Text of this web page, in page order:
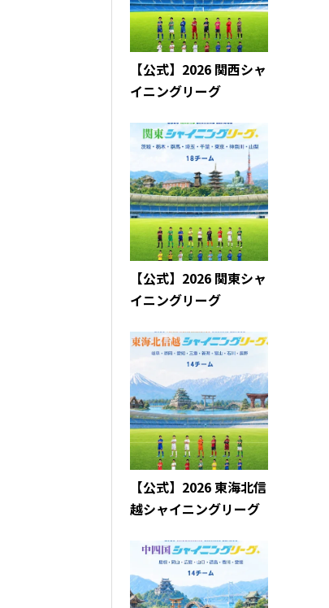
【公式】2026 関西シャ
イニングリーグ
【公式】2026 関東シャ
イニングリーグ
【公式】2026 東海北信
越シャイニングリーグ